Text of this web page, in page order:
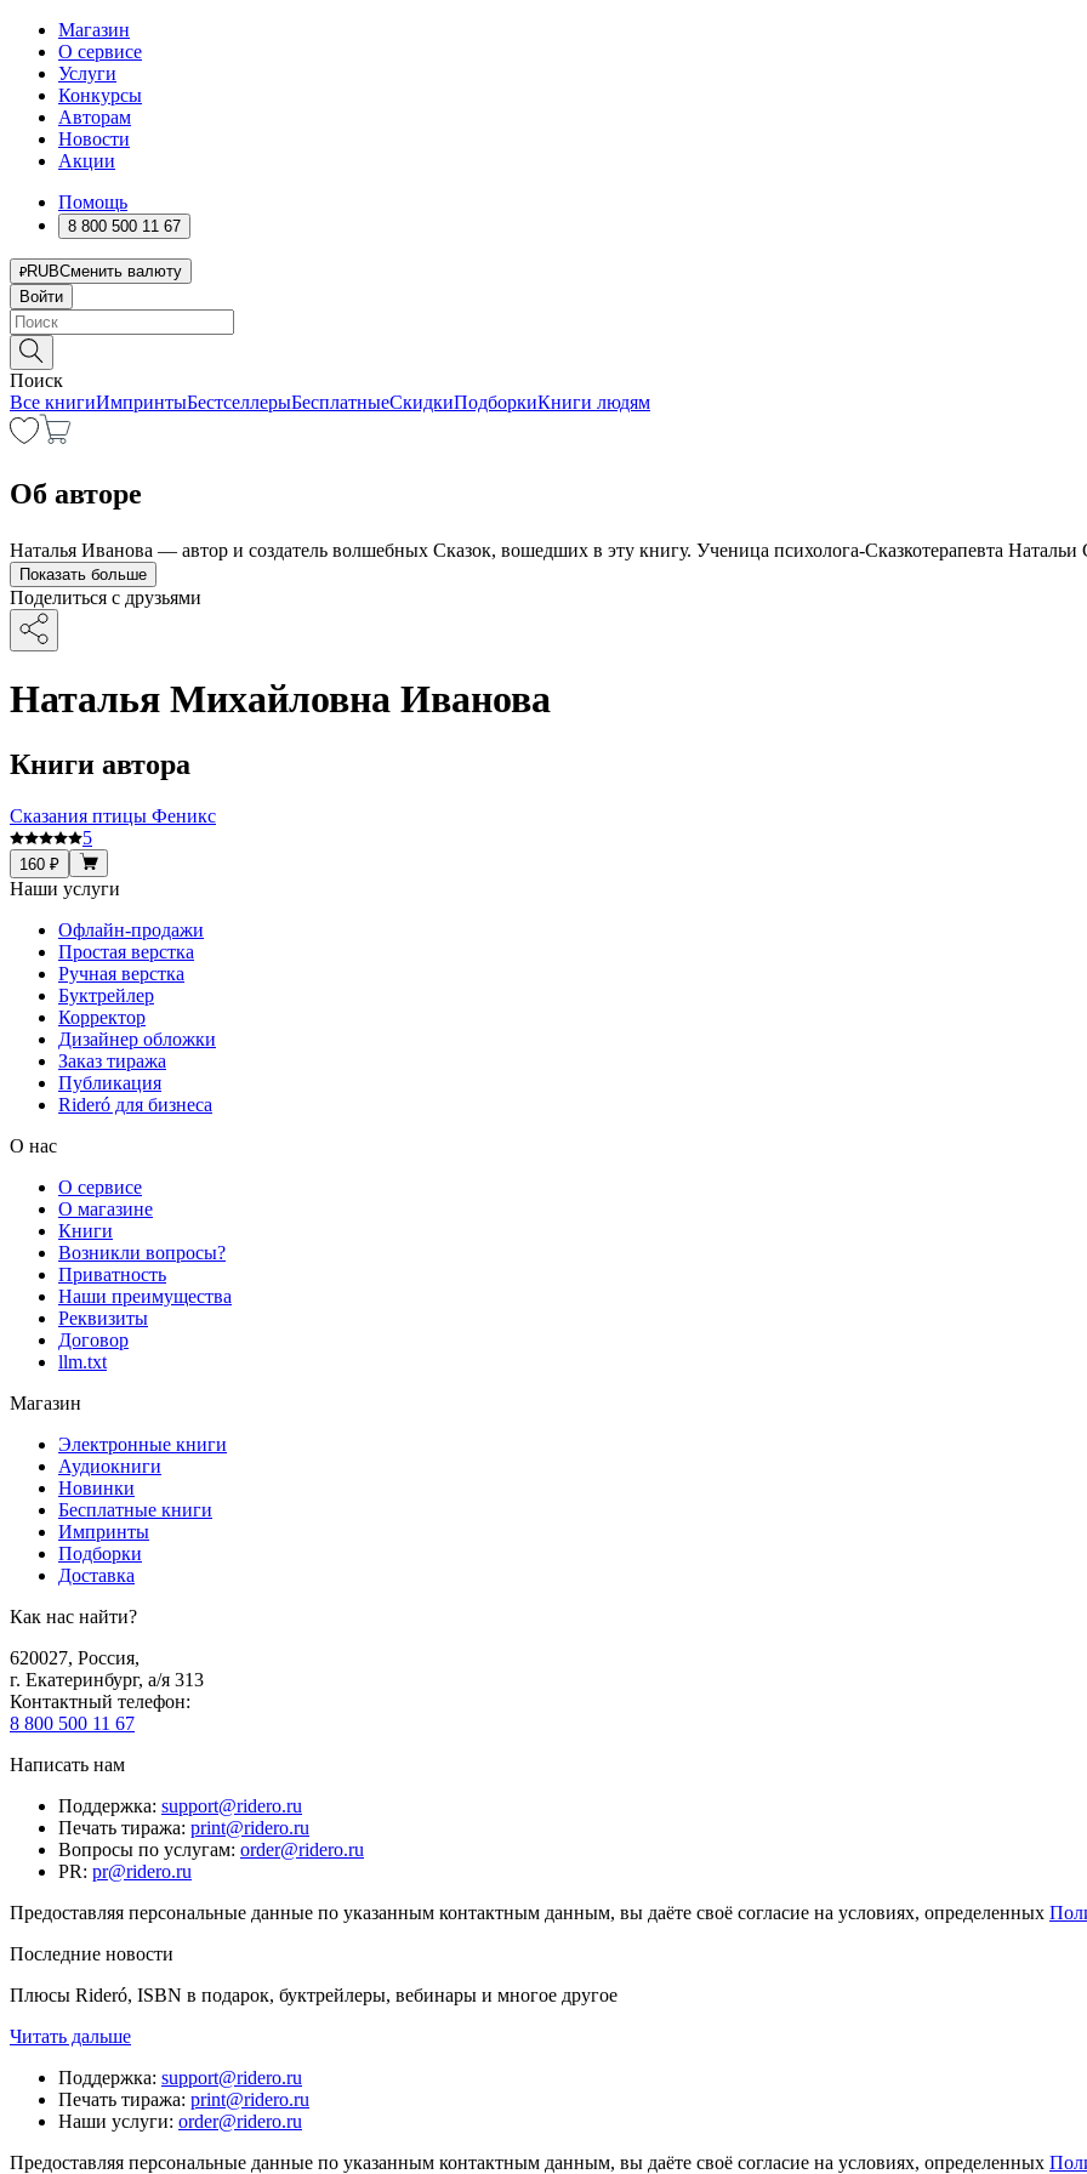
Магазин
О сервисе
Услуги
Конкурсы
Авторам
Новости
Акции
Помощь
8 800 500 11 67
RUBСменить валюту
Войти
Поиск
Все книгиИмпринтыБестселлерыБесплатныеСкидкиПодборкиКниги людям
Об авторе
Наталья Иванова — автор и создатель волшебных Сказок, вошедших в эту книгу. Ученица психолога-Сказкотерапевта Натальи
Показать больше
Поделиться с друзьями
Наталья Михайловна Иванова
Книги автора
Сказания птицы Феникс
5
160 ₽
Наши услуги
Офлайн-продажи
Простая верстка
Ручная верстка
Буктрейлер
Корректор
Дизайнер обложки
Заказ тиража
Публикация
Rideró для бизнеса
О нас
О сервисе
О магазине
Книги
Возникли вопросы?
Приватность
Наши преимущества
Реквизиты
Договор
llm.txt
Магазин
Электронные книги
Аудиокниги
Новинки
Бесплатные книги
Импринты
Подборки
Доставка
Как нас найти?
620027, Россия,
г. Екатеринбург, а/я 313
Контактный телефон:
8 800 500 11 67
Написать нам
Поддержка: support@ridero.ru
Печать тиража: print@ridero.ru
Вопросы по услугам: order@ridero.ru
PR: pr@ridero.ru
Предоставляя персональные данные по указанным контактным данным, вы даёте своё согласие на условиях, определенных
Последние новости
Плюсы Rideró, ISBN в подарок, буктрейлеры, вебинары и многое другое
Читать дальше
Поддержка: support@ridero.ru
Печать тиража: print@ridero.ru
Наши услуги: order@ridero.ru
Предоставляя персональные данные по указанным контактным данным, вы даёте своё согласие на условиях, определенных